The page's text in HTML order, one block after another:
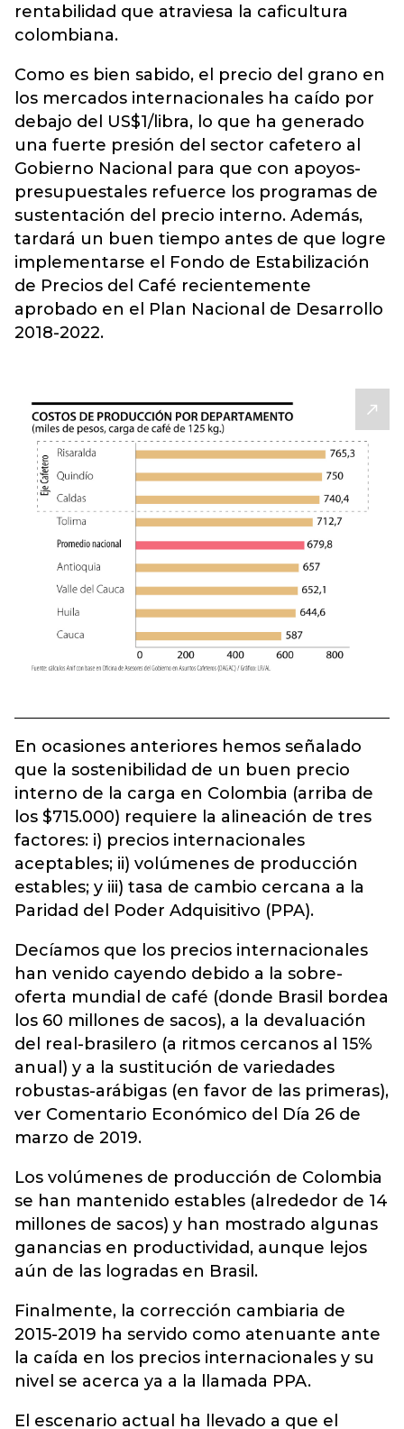
rentabilidad que atraviesa la caficultura
colombiana.
Como es bien sabido, el precio del grano en
los mercados internacionales ha caído por
debajo del US$1/libra, lo que ha generado
una fuerte presión del sector cafetero al
Gobierno Nacional para que con apoyos-
presupuestales refuerce los programas de
sustentación del precio interno. Además,
tardará un buen tiempo antes de que logre
implementarse el Fondo de Estabilización
de Precios del Café recientemente
aprobado en el Plan Nacional de Desarrollo
2018-2022.
En ocasiones anteriores hemos señalado
que la sostenibilidad de un buen precio
interno de la carga en Colombia (arriba de
los $715.000) requiere la alineación de tres
factores: i) precios internacionales
aceptables; ii) volúmenes de producción
estables; y iii) tasa de cambio cercana a la
Paridad del Poder Adquisitivo (PPA).
Decíamos que los precios internacionales
han venido cayendo debido a la sobre-
oferta mundial de café (donde Brasil bordea
los 60 millones de sacos), a la devaluación
del real-brasilero (a ritmos cercanos al 15%
anual) y a la sustitución de variedades
robustas-arábigas (en favor de las primeras),
ver Comentario Económico del Día 26 de
marzo de 2019.
Los volúmenes de producción de Colombia
se han mantenido estables (alrededor de 14
millones de sacos) y han mostrado algunas
ganancias en productividad, aunque lejos
aún de las logradas en Brasil.
Finalmente, la corrección cambiaria de
2015-2019 ha servido como atenuante ante
la caída en los precios internacionales y su
nivel se acerca ya a la llamada PPA.
El escenario actual ha llevado a que el